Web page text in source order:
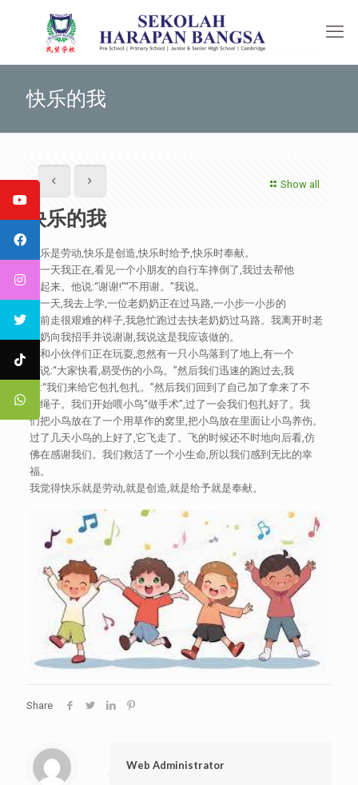
快乐的我
Show all
快乐的我
快乐是劳动,快乐是创造,快乐时给予,快乐时奉献。
有一天我正在,看见一个小朋友的自行车摔倒了,我过去帮他
扶起来。他说:“谢谢!”“不用谢。”我说。
有一天,我去上学,一位老奶奶正在过马路,一小步一小步的
往前走很艰难的样子,我急忙跑过去扶老奶奶过马路。我离开时老
奶奶向我招手并说谢谢,我说这是我应该做的。
我和小伙伴们正在玩耍,忽然有一只小鸟落到了地上,有一个
人说:“大家快看,易受伤的小鸟。”然后我们迅速的跑过去,我
说:“我们来给它包扎包扎。”然后我们回到了自己加了拿来了不
和绳子。我们开始喂小鸟“做手术”,过了一会我们包扎好了。我
们把小鸟放在了一个用草作的窝里,把小鸟放在里面让小鸟养伤。
过了几天小鸟的上好了,它飞走了。飞的时候还不时地向后看,仿
佛在感谢我们。我们救活了一个小生命,所以我们感到无比的幸
福。
我觉得快乐就是劳动,就是创造,就是给予就是奉献。
Share
Web Administrator